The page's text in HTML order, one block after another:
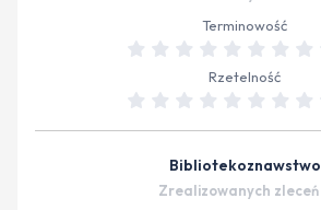
Terminowość
Rzetelność
Bibliotekoznawstwo
Zrealizowanych zleceń